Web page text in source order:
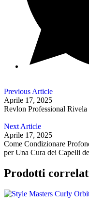
Previous Article
Aprile 17, 2025
Revlon Professional
Next Article
Aprile 17, 2025
Come Condizionare
per Una Cura dei Capelli
Prodotti